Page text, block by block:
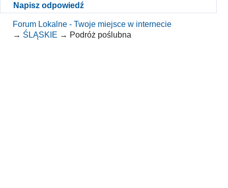
Napisz odpowiedź
Forum Lokalne - Twoje miejsce w internecie
→ ŚLĄSKIE → Podróż poślubna